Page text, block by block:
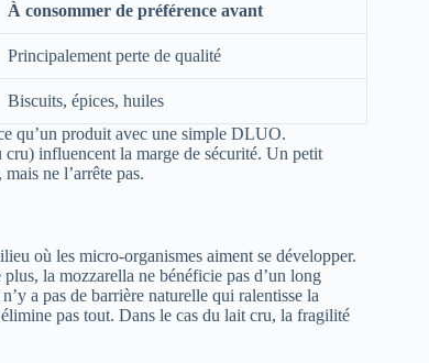
À consommer de préférence avant
Principalement perte de qualité
Biscuits, épices, huiles
qu’un produit avec une simple DLUO.
cru) influencent la marge de sécurité. Un petit
ne l’arrête pas.
où les micro-organismes aiment se développer.
la mozzarella ne bénéficie pas d’un long
a pas de barrière naturelle qui ralentisse la
pas tout. Dans le cas du lait cru, la fragilité